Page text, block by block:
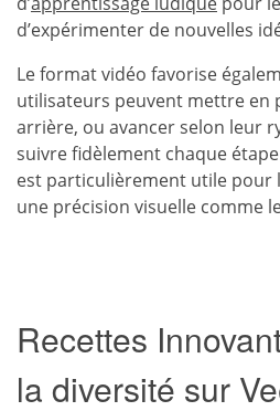
d’expérimenter de nouvelles
Le format vidéo favorise
utilisateurs peuvent mettre en
arrière, ou avancer selon leur
suivre fidèlement chaque
est particulièrement utile pour
une précision visuelle comme
Recettes
la diversité sur